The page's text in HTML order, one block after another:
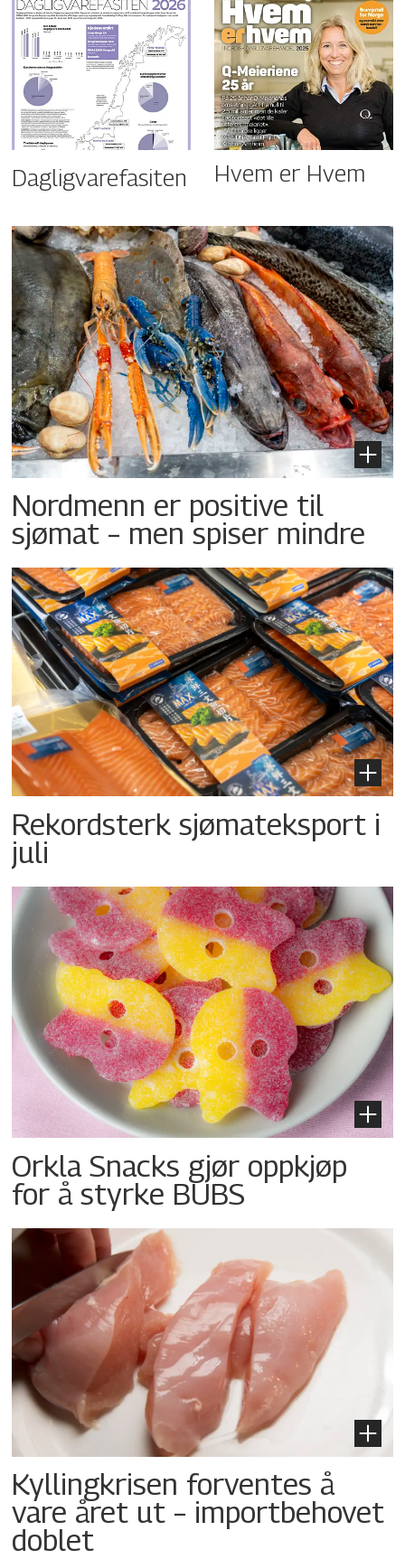
Dagligvarefasiten Hvem er Hvem
Nordmenn er positive til
sjømat – men spiser mindre
Rekordsterk sjømateksport i
juli
Orkla Snacks gjør oppkjøp
for å styrke BUBS
Kyllingkrisen forventes å
vare året ut – importbehovet
doblet